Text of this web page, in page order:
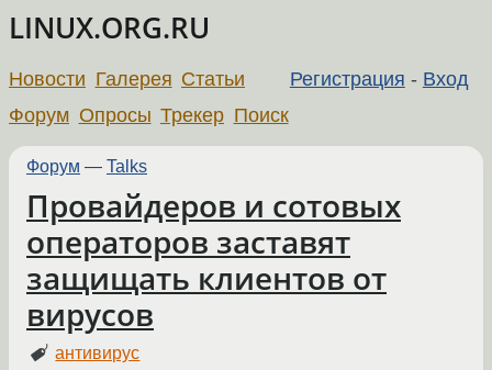
LINUX.ORG.RU
Регистрация - Вход
Новости Галерея Статьи
Форум Опросы Трекер Поиск
Форум — Talks
Провайдеров и сотовых
операторов заставят
защищать клиентов от
вирусов
антивирус